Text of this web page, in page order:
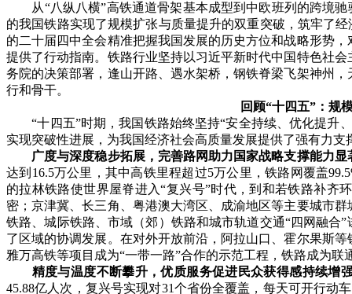
从“八纵八横”高铁通道骨架基本成型到中欧班列的跨境驰
的我国铁路实现了规模扩张与质量提升的双重突破，筑牢了
的二十届四中全会精准把握我国发展的历史方位和战略形势
提供了行动指南。铁路行业坚持以习近平新时代中国特色社
务院的决策部署，逢山开路、遇水架桥，钢铁脊梁飞架神州
行和骨干。
回顾“十四五”：规
“十四五”时期，我国铁路始终坚持“安全持续、优化提升
实现突破性进展，为我国经济社会高质量发展提供了强有力支
广度与深度稳步拓展，完善路网助力国家战略支撑能力显
达到16.5万公里，其中高铁里程超过5万公里，铁路网覆盖
的拉林铁路使世界屋脊进入“复兴号”时代，到和若铁路补齐
密；京津冀、长三角、粤港澳大湾区、成渝地区等主要城市
铁路、城际铁路、市域（郊）铁路和城市轨道交通“四网融合
了区域的协调发展。在对外开放前沿，阿拉山口、霍尔果斯
雅万高铁等项目成为“一带一路”合作的示范工程，铁路成为联
精度与温度不断攀升，优质服务促进民众获得感持续增
45.88亿人次，复兴号实现对31个省份全覆盖，每天可开行动